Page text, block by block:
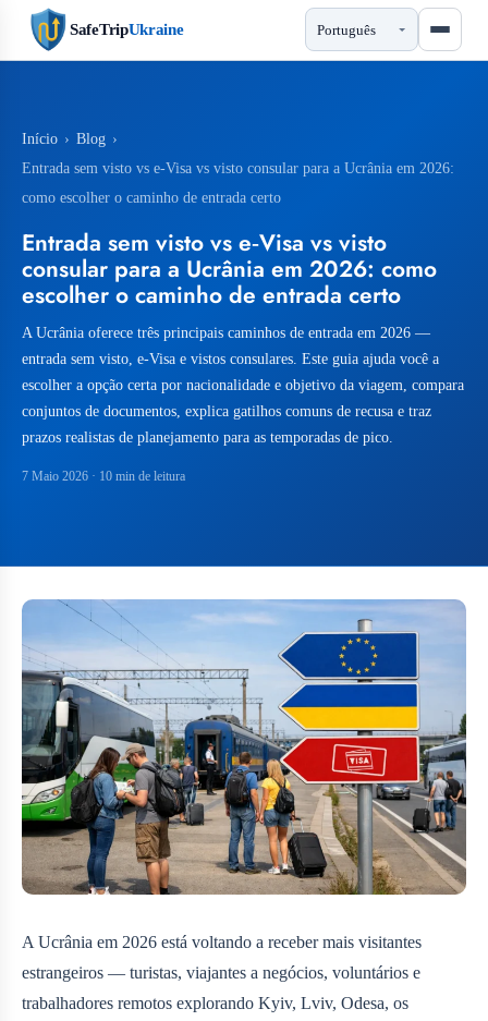
SafeTripUkraine
Início › Blog ›
Entrada sem visto vs e‑Visa vs visto consular para a Ucrânia em 2026:
como escolher o caminho de entrada certo
Entrada sem visto vs e‑Visa vs visto
consular para a Ucrânia em 2026: como
escolher o caminho de entrada certo
A Ucrânia oferece três principais caminhos de entrada em 2026 —
entrada sem visto, e‑Visa e vistos consulares. Este guia ajuda você a
escolher a opção certa por nacionalidade e objetivo da viagem, compara
conjuntos de documentos, explica gatilhos comuns de recusa e traz
prazos realistas de planejamento para as temporadas de pico.
7 Maio 2026 · 10 min de leitura
A Ucrânia em 2026 está voltando a receber mais visitantes
estrangeiros — turistas, viajantes a negócios, voluntários e
trabalhadores remotos explorando Kyiv, Lviv, Odesa, os